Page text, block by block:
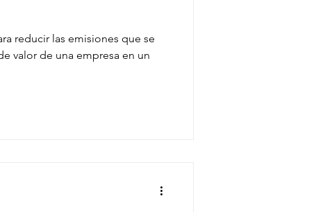
reducir las emisiones que se
valor de una empresa en un